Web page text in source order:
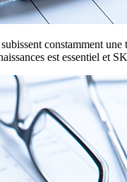
subissent constamment
est essentiel